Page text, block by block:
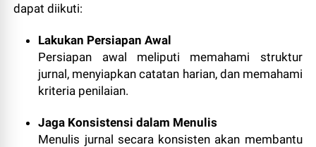
dapat diikuti:
Lakukan Persiapan Awal
Persiapan awal meliputi memahami struktur
jurnal, menyiapkan catatan harian, dan memahami
kriteria penilaian.
Jaga Konsistensi dalam Menulis
Menulis jurnal secara konsisten akan membantu